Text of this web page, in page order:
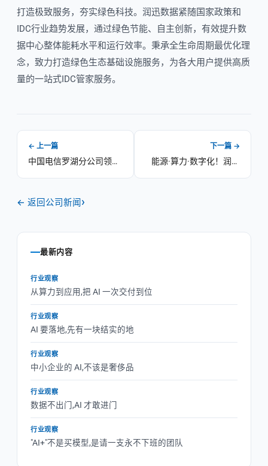
打造极致服务，夯实绿色科技。润迅数据紧随国家政策和
IDC行业趋势发展，通过绿色节能、自主创新，有效提升数
据中心整体能耗水平和运行效率。秉承全生命周期最优化理
念，致力打造绿色生态基础设施服务，为各大用户提供高质
量的一站式IDC管家服务。
← 上一篇
中国电信罗湖分公司领导
下一篇 →
能源·算力·数字化！润迅
← 返回公司新闻
最新内容
行业观察
从算力到应用,把 AI 一次交付到位
行业观察
AI 要落地,先有一块结实的地
行业观察
中小企业的 AI,不该是奢侈品
行业观察
数据不出门,AI 才敢进门
行业观察
"AI+"不是买模型,是请一支永不下班的团队